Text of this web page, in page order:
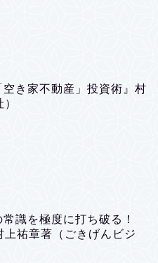
き家不動産」投資術』村
識を極度に打ち破る！
祐章著（ごきげんビジ